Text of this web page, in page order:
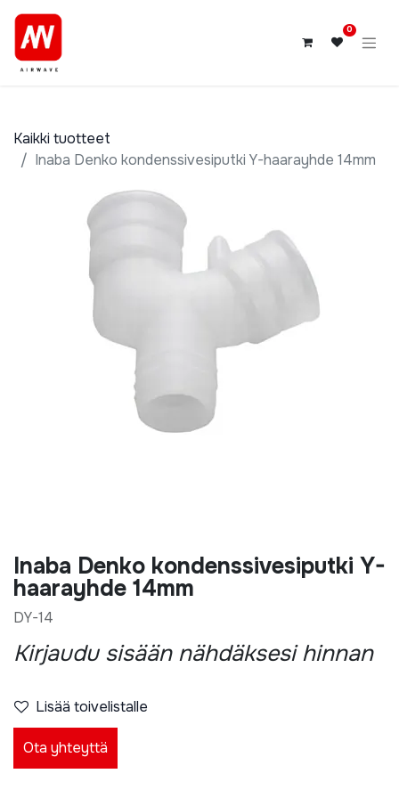
0
Kaikki tuotteet
Inaba Denko kondenssivesiputki Y-haarayhde 14mm
Inaba Denko kondenssivesiputki Y-
haarayhde 14mm
DY-14
Kirjaudu sisään nähdäksesi hinnan
Lisää toivelistalle
Ota yhteyttä